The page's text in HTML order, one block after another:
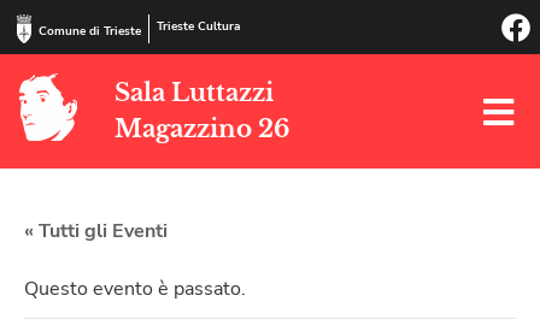
Comune di Trieste Trieste Cultura
Sala Luttazzi
Magazzino 26
« Tutti gli Eventi
Questo evento è passato.